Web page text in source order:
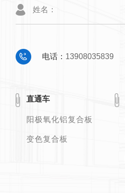
电话： 13908035839
直通车
阳极氧化铝复合板
变色复合板